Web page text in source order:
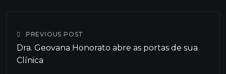
PREVIOUS POST
Dra. Geovana Honorato abre as portas de sua
Clínica